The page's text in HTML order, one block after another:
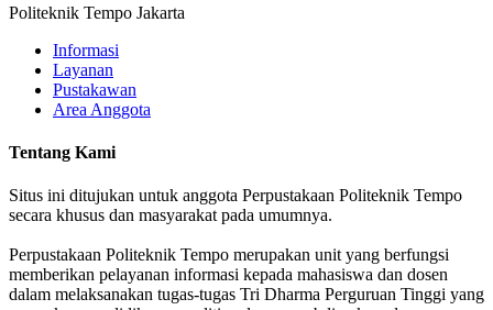
Politeknik Tempo Jakarta
Informasi
Layanan
Pustakawan
Area Anggota
Tentang Kami
Situs ini ditujukan untuk anggota Perpustakaan Politeknik Tempo
secara khusus dan masyarakat pada umumnya.
Perpustakaan Politeknik Tempo merupakan unit yang berfungsi
memberikan pelayanan informasi kepada mahasiswa dan dosen
dalam melaksanakan tugas-tugas Tri Dharma Perguruan Tinggi yang